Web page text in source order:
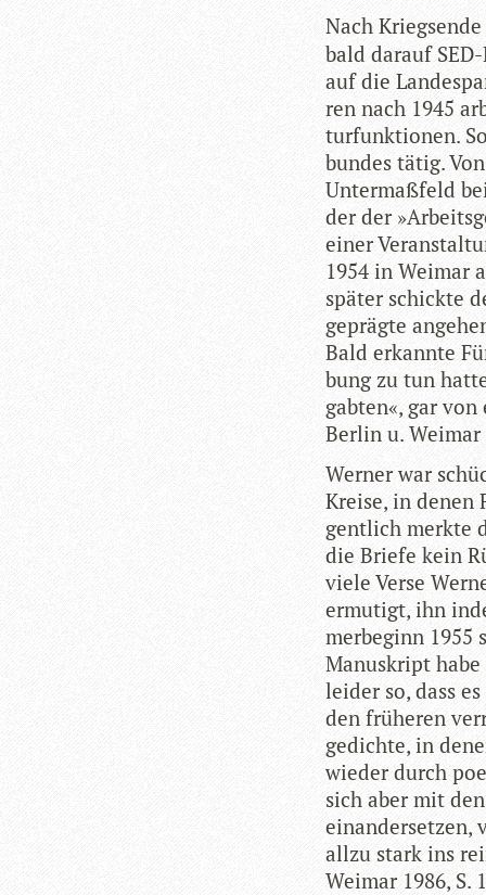
Nach
bald dar­auf
auf die
ren nach 1945
tur­funk­tio­nen.
bun­des tätig.
Unter­maß­feld
der der
einer
1954 in Wei­mar
spä­ter schickte
geprägte
Bald erkannte
bung zu tun
gab­ten«, gar
Ber­lin u. Wei­mar
Wer­ner war
Kreise, in denen
gent­lich merkte
die Briefe kein
viele Verse
ermu­tigt, ihn
mer­be­ginn 1955
Manu­skript
lei­der so, dass
den frü­he­ren
ge­dichte, in
wie­der durch
sich aber mit
ein­an­der­set­zen,
allzu stark ins
Wei­mar 1986, S.